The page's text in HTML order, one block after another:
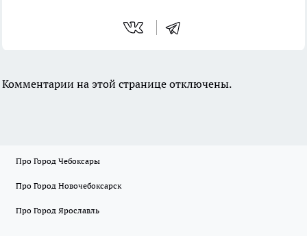
Комментарии на этой странице отключены.
Про Город Чебоксары
Про Город Новочебоксарск
Про Город Ярославль